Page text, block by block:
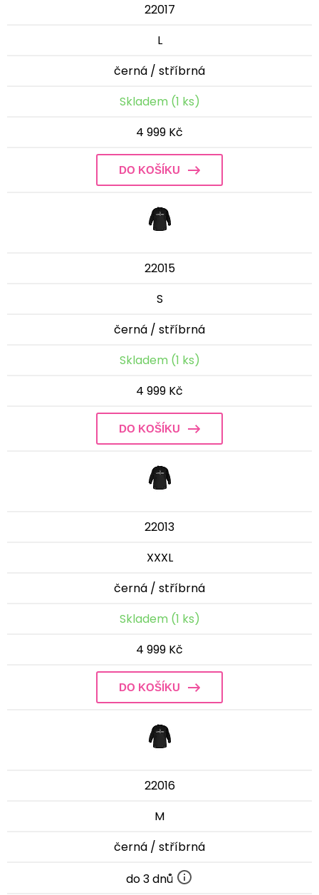
22017
L
černá / stříbrná
Skladem (1 ks)
4 999 Kč
DO KOŠÍKU
22015
S
černá / stříbrná
Skladem (1 ks)
4 999 Kč
DO KOŠÍKU
22013
XXXL
černá / stříbrná
Skladem (1 ks)
4 999 Kč
DO KOŠÍKU
22016
M
černá / stříbrná
do 3 dnů